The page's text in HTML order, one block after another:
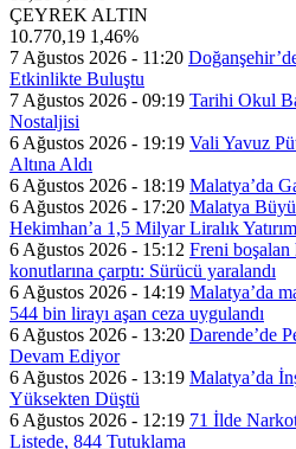
ÇEYREK ALTIN
10.770,19 1,46%
7 Ağustos 2026 - 11:20
Etkinlikte Buluştu
7 Ağustos 2026 - 09:19 Tarihi Okul
Nostaljisi
6 Ağustos 2026 - 19:19 Vali Yavuz
Altına Aldı
6 Ağustos 2026 - 18:19 Malatya’da
6 Ağustos 2026 - 17:20 Malatya
Hekimhan’a 1,5 Milyar Liralık Yatırım
6 Ağustos 2026 - 15:12 Freni
konutlarına çarptı: Sürücü yaralandı
6 Ağustos 2026 - 14:19 Malatya’da
544 bin lirayı aşan ceza uygulandı
6 Ağustos 2026 - 13:20 Darende’de
Devam Ediyor
6 Ağustos 2026 - 13:19 Malatya’da
Yüksekten Düştü
6 Ağustos 2026 - 12:19 71 İlde
Listede, 844 Tutuklama